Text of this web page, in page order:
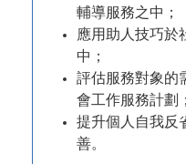
輔導服務之中；
應用助人技巧於
中；
評估服務對象的
會工作服務計劃
提升個人自我反
善。